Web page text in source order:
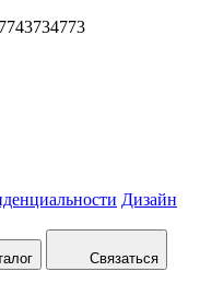
Дизайн
Связаться